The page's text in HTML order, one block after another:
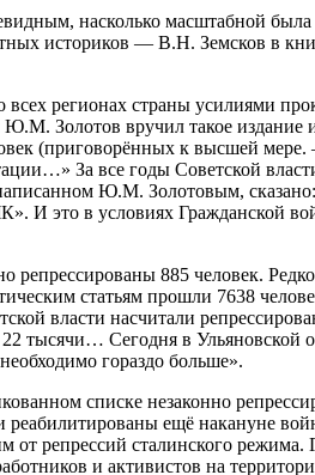
насколько масштабной
историков — В.Н. Земсков в
регионах страны усилиями
Ю.М. Золотов вручил такое
(приговорённых к высшей
За все годы Советской
Ю.М. Золотовым,
И это в условиях Гражданской
репрессированы 885 человек.
статьям прошли 7638
власти насчитали
тысячи… Сегодня в
гораздо больше».
списке незаконно
ещё накануне
репрессий сталинского
и активистов на